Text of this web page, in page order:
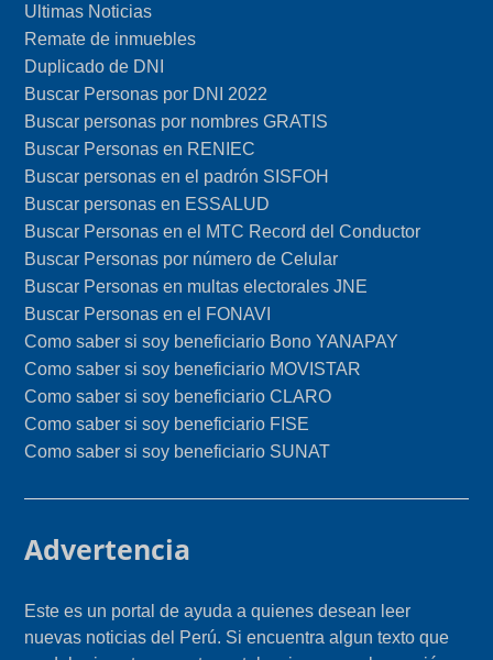
Ultimas Noticias
Remate de inmuebles
Duplicado de DNI
Buscar Personas por DNI 2022
Buscar personas por nombres GRATIS
Buscar Personas en RENIEC
Buscar personas en el padrón SISFOH
Buscar personas en ESSALUD
Buscar Personas en el MTC Record del Conductor
Buscar Personas por número de Celular
Buscar Personas en multas electorales JNE
Buscar Personas en el FONAVI
Como saber si soy beneficiario Bono YANAPAY
Como saber si soy beneficiario MOVISTAR
Como saber si soy beneficiario CLARO
Como saber si soy beneficiario FISE
Como saber si soy beneficiario SUNAT
Advertencia
Este es un portal de ayuda a quienes desean leer
nuevas noticias del Perú. Si encuentra algun texto que